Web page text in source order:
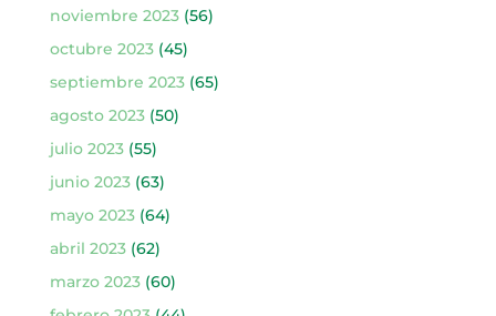
noviembre 2023(56)
octubre 2023(45)
septiembre 2023(65)
agosto 2023(50)
julio 2023(55)
junio 2023(63)
mayo 2023(64)
abril 2023(62)
marzo 2023(60)